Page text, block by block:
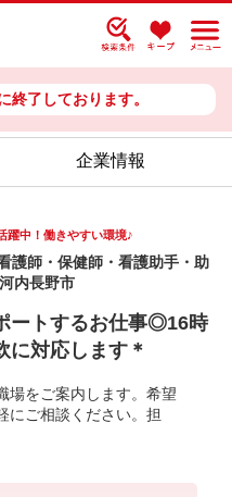
終了しております。
企業情報
中！働きやすい環境♪
護師・保健師・看護助手・助
内長野市
ートするお仕事◎16時
に対応します＊
場をご案内します。希望
にご相談ください。担